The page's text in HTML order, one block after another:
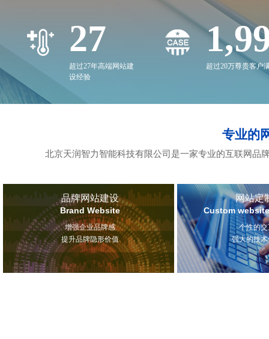
27
超过27年高端网站建
设经验
超过20万尊贵客户
专业的
北京天润智力智能科技有限公司是一家专业的互联网品
品牌网站建设
Brand Website
增强企业品牌感
提升品牌隐形价值
网站定
Custom
个性的
强大的技